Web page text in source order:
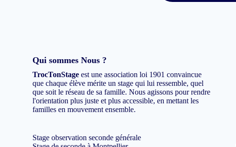
Qui sommes Nous ?
TrocTonStage est une association loi 1901 convaincue
que chaque élève mérite un stage qui lui ressemble, quel
que soit le réseau de sa famille. Nous agissons pour rendre
l'orientation plus juste et plus accessible, en mettant les
familles en mouvement ensemble.
Stage observation seconde générale